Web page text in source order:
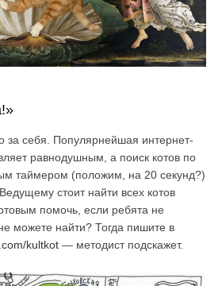
за себя. Популярнейшая интернет-
равнодушным, а поиск котов по
таймером (положим, на 20 секунд?)
стоит найти всех котов
помочь, если ребята не
можете найти? Тогда пишите в
kultkot — методист подскажет.